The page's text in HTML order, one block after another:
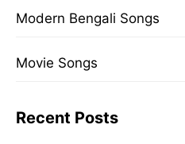
Modern Bengali Songs
Movie Songs
Recent Posts